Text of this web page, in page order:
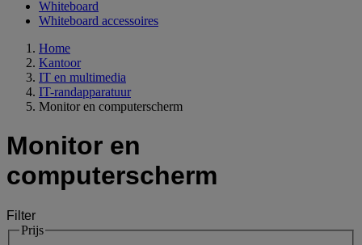
Whiteboard
Whiteboard accessoires
Home
Kantoor
IT en multimedia
IT-randapparatuur
Monitor en computerscherm
Monitor en
computerscherm
Filter
Prijs